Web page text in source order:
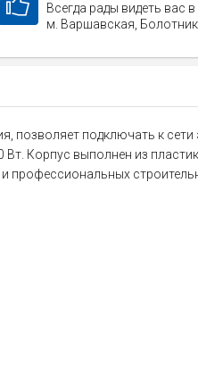
Всегда рады видеть вас
м. Варшавская,
позволяет подключать к
Корпус выполнен из
профессиональных